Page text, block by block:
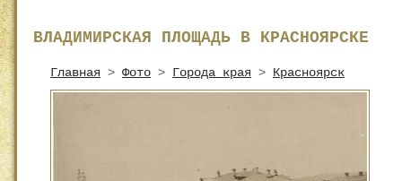
ВЛАДИМИРСКАЯ ПЛОЩАДЬ В КРАСНОЯРСКЕ
Главная > Фото > Города края > Красноярск